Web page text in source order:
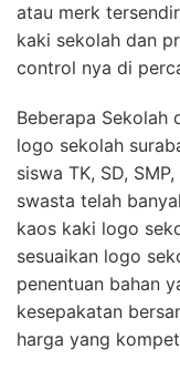
atau merk
kaki sekolah dan
control nya di
Beberapa Sekolah
logo sekolah
siswa TK, SD,
swasta telah
kaos kaki logo
sesuaikan logo
penentuan bahan
kesepakatan
harga yang